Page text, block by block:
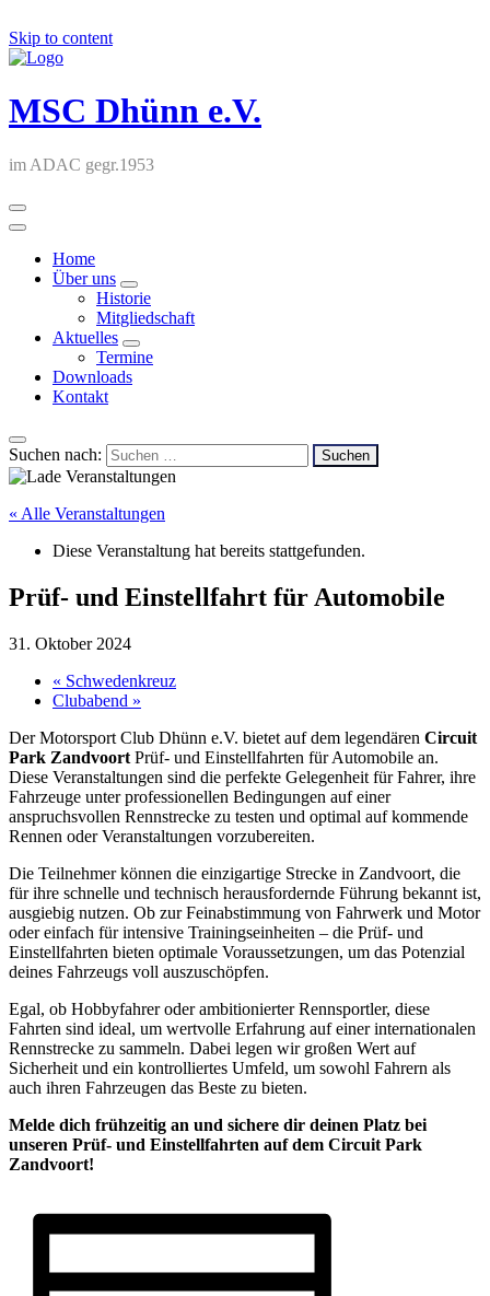
Skip to content
MSC Dhünn e.V.
im ADAC gegr.1953
Home
Über uns
Historie
Mitgliedschaft
Aktuelles
Termine
Downloads
Kontakt
Suchen nach:
« Alle Veranstaltungen
Diese Veranstaltung hat bereits stattgefunden.
Prüf- und Einstellfahrt für Automobile
31. Oktober 2024
« Schwedenkreuz
Clubabend »
Der Motorsport Club Dhünn e.V. bietet auf dem legendären Circuit
Park Zandvoort Prüf- und Einstellfahrten für Automobile an.
Diese Veranstaltungen sind die perfekte Gelegenheit für Fahrer, ihre
Fahrzeuge unter professionellen Bedingungen auf einer
anspruchsvollen Rennstrecke zu testen und optimal auf kommende
Rennen oder Veranstaltungen vorzubereiten.
Die Teilnehmer können die einzigartige Strecke in Zandvoort, die
für ihre schnelle und technisch herausfordernde Führung bekannt ist,
ausgiebig nutzen. Ob zur Feinabstimmung von Fahrwerk und Motor
oder einfach für intensive Trainingseinheiten – die Prüf- und
Einstellfahrten bieten optimale Voraussetzungen, um das Potenzial
deines Fahrzeugs voll auszuschöpfen.
Egal, ob Hobbyfahrer oder ambitionierter Rennsportler, diese
Fahrten sind ideal, um wertvolle Erfahrung auf einer internationalen
Rennstrecke zu sammeln. Dabei legen wir großen Wert auf
Sicherheit und ein kontrolliertes Umfeld, um sowohl Fahrern als
auch ihren Fahrzeugen das Beste zu bieten.
Melde dich frühzeitig an und sichere dir deinen Platz bei
unseren Prüf- und Einstellfahrten auf dem Circuit Park
Zandvoort!